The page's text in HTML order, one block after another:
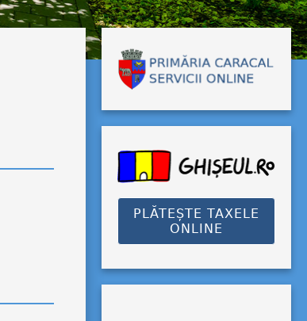
PLĂTEȘTE TAXELE
ONLINE